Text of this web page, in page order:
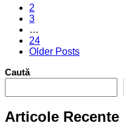
articole
2
3
…
24
Older Posts
Caută
Articole Recente